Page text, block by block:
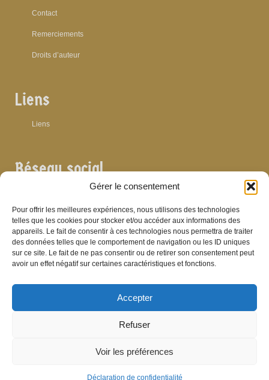
Gérer le consentement
Pour offrir les meilleures expériences, nous utilisons des technologies
telles que les cookies pour stocker et/ou accéder aux informations des
appareils. Le fait de consentir à ces technologies nous permettra de traiter
des données telles que le comportement de navigation ou les ID uniques
sur ce site. Le fait de ne pas consentir ou de retirer son consentement peut
avoir un effet négatif sur certaines caractéristiques et fonctions.
Accepter
Refuser
Voir les préférences
Déclaration de confidentialité
Contact
Remerciements
Droits d’auteur
Liens
Liens
Réseau social
Archives
Archives
Bibliographie
© Brasserie de Dinant (anciens établissements Laurent et Stévenart) 2006-2026 -